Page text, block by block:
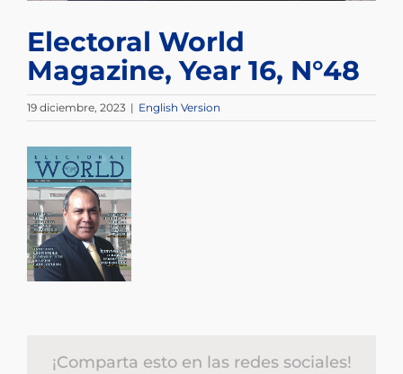
Electoral World
Magazine, Year 16, N°48
19 diciembre, 2023 | English Version
¡Comparta esto en las redes sociales!